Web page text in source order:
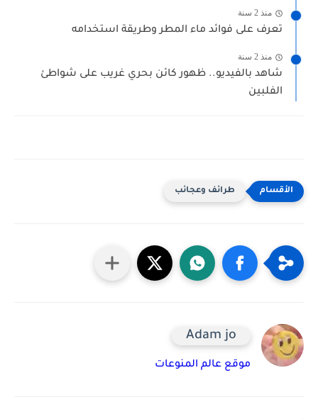
منذ 2 سنة
تعرف على فوائد ماء المطر وطريقة استخدامه
منذ 2 سنة
شاهد بالفيديو.. ظهور كائن بحري غريب على شواطئ
الفلبين
طرائف وعجائب
Adam jo
موقع عالم المنوعات